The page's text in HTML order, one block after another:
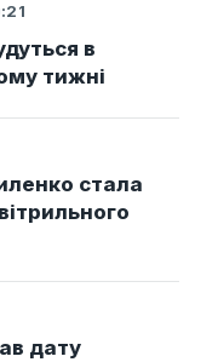
в
тижні
стала
дату